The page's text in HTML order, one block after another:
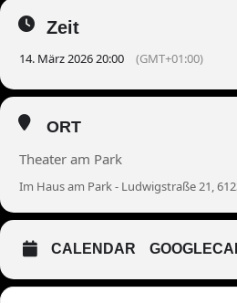
Zeit
14. März 2026 20:00 (GMT+01:00)
ORT
Theater am Park
Im Haus am Park - Ludwigstraße 21,
CALENDAR